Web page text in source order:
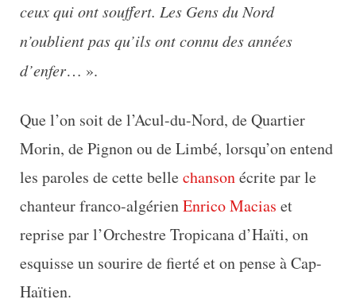
ceux qui ont souffert. Les Gens du Nord
n’oublient pas qu’ils ont connu des années
d’enfer… ».
Que l’on soit de l’Acul-du-Nord, de Quartier
Morin, de Pignon ou de Limbé, lorsqu’on entend
les paroles de cette bellechansonécrite par le
chanteur franco-algérienEnrico Macias et
reprise par l’Orchestre Tropicana d’Haïti, on
esquisse un sourire de fierté et on pense à Cap-
Haïtien.